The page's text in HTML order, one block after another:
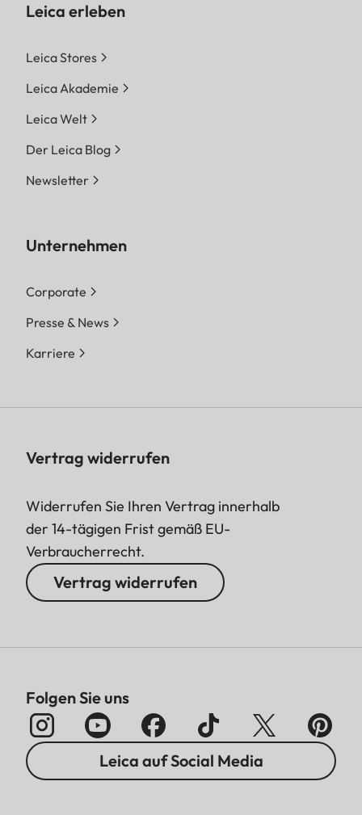
Leica erleben
Leica Stores
Leica Akademie
Leica Welt
Der Leica Blog
Newsletter
Unternehmen
Corporate
Presse & News
Karriere
Vertrag widerrufen
Widerrufen Sie Ihren Vertrag innerhalb
der 14-tägigen Frist gemäß EU-
Verbraucherrecht.
Vertrag widerrufen
Folgen Sie uns
Leica auf Social Media